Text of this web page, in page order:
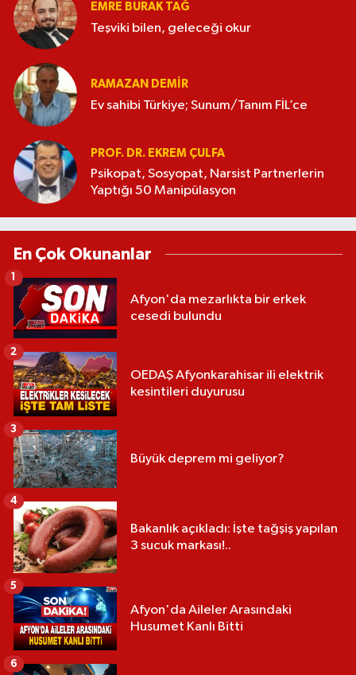
EMRE BURAK TAĞ
Teşviki bilen, geleceği okur
RAMAZAN DEMİR
Ev sahibi Türkiye; Sunum/Tanım FİL’ce
PROF. DR. EKREM ÇULFA
Psikopat, Sosyopat, Narsist Partnerlerin
Yaptığı 50 Manipülasyon
En Çok Okunanlar
Afyon'da mezarlıkta bir erkek
cesedi bulundu
1
OEDAŞ Afyonkarahisar ili elektrik
kesintileri duyurusu
2
Büyük deprem mi geliyor?
3
Bakanlık açıkladı: İşte tağşiş yapılan
3 sucuk markası!..
4
Afyon'da Aileler Arasındaki
Husumet Kanlı Bitti
5
6